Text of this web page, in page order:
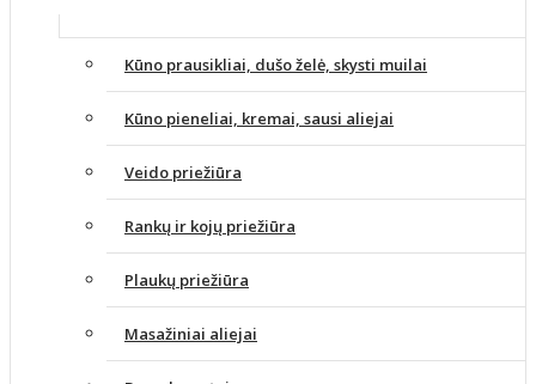
Kūno prausikliai, dušo želė, skysti muilai
Kūno pieneliai, kremai, sausi aliejai
Veido priežiūra
Rankų ir kojų priežiūra
Plaukų priežiūra
Masažiniai aliejai